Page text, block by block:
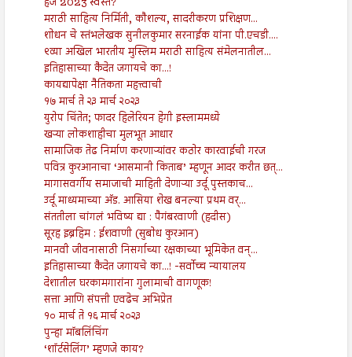
मराठी साहित्य निर्मिती, कौशल्य, सादरीकरण प्रशिक्षण...
शोधन चे स्तंभलेखक सुनीलकुमार सरनाईक यांना पी.एचडी....
९व्या अखिल भारतीय मुस्लिम मराठी साहित्य संमेलनातील...
इतिहासाच्या कैदेत जगायचे का...!
कायद्यापेक्षा नैतिकता महत्त्वाची
१७ मार्च ते २३ मार्च २०२३
युरोप चिंतेत; फादर हिलेरियन हेगी इस्लाममध्ये
खऱ्या लोकशाहीचा मुलभूत आधार
सामाजिक तेढ निर्माण करणाऱ्यांवर कठोर कारवाईची गरज
पवित्र कुरआनाचा ‘आसमानी किताब’ म्हणून आदर करीत छत्...
मागासवर्गीय समाजाची माहिती देणाऱ्या उर्दू पुस्तकाच...
उर्दू माध्यमाच्या अ‍ॅड. आसिया शेख बनल्या प्रथम वर्...
संततीला चांगलं भविष्य द्या : पैगंबरवाणी (हदीस)
सूरह इब्रहिम : ईशवाणी (सुबोध कुरआन)
मानवी जीवनासाठी निसर्गाच्या रक्षकाच्या भूमिकेत वन्...
इतिहासाच्या कैदेत जगायचे का...! -सर्वोच्च न्यायालय
देशातील घरकामगारांना गुलामाची वागणूक!
सत्ता आणि संपत्ती एवढेच अभिप्रेत
१० मार्च ते १६ मार्च २०२३
पुन्हा मॉबलिंचिंग
‘शॉर्टसेलिंग’ म्हणजे काय?